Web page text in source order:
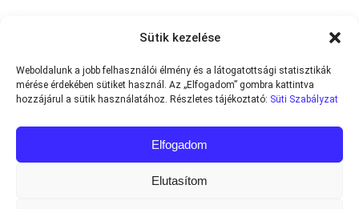
Sütik kezelése
Weboldalunk a jobb felhasználói élmény és a látogatottsági statisztikák
mérése érdekében sütiket használ. Az „Elfogadom” gombra kattintva
hozzájárul a sütik használatához. Részletes tájékoztató: Süti Szabályzat
Elfogadom
Elutasítom